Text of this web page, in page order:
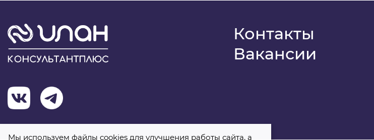
Контакты
Вакансии
Мы используем файлы cookies для улучшения работы сайта, а